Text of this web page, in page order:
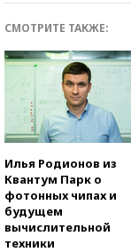
СМОТРИТЕ ТАКЖЕ:
Илья Родионов из
Квантум Парк о
фотонных чипах и
будущем
вычислительной
техники